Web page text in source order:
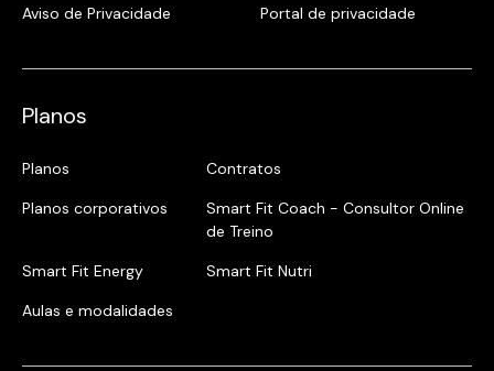
Aviso de Privacidade
Portal de privacidade
Planos
Planos
Contratos
Planos corporativos
Smart Fit Coach - Consultor Online
de Treino
Smart Fit Energy
Smart Fit Nutri
Aulas e modalidades